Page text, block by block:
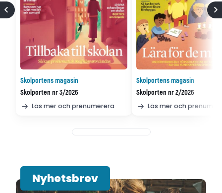
Skolportens magasin
Skolporten nr 3/2026
Läs mer och prenumerera
Skolportens magasin
Skolporten nr 2/2026
Läs mer och
Nyhetsbrev